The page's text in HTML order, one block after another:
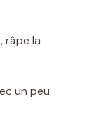
râpe la
un peu